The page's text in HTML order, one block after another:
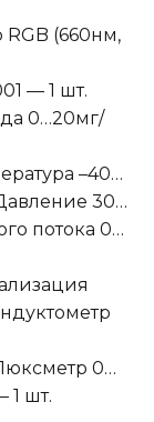
(660нм,
— 1 шт.
0…20мг/
–40…
30…
потока 0…
0…
1 шт.